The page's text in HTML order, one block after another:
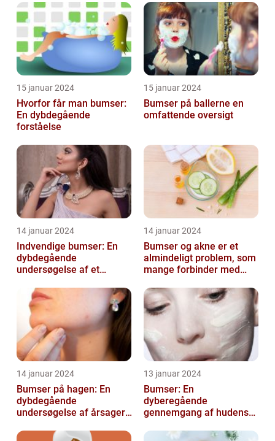
belastende for d...
15 januar 2024
Hvorfor får man bumser:
En dybdegående
forståelse
15 januar 2024
Bumser på ballerne en
omfattende oversigt
14 januar 2024
Indvendige bumser: En
dybdegående
undersøgelse af et
14 januar 2024
Bumser og akne er et
almindeligt problem, som
mange forbinder med
14 januar 2024
Bumser på hagen: En
dybdegående
undersøgelse af årsager,
forebyggelse
13 januar 2024
Bumser: En
dyberegående
gennemgang af hudens